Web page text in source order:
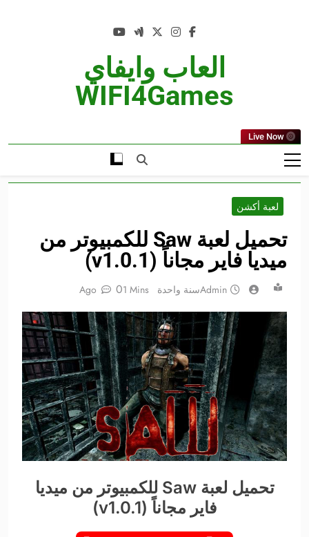
العاب وايفاي
WIFI4Games
Live Now
لعبة أكشن
تحميل لعبة Saw للكمبيوتر من
ميديا فاير مجاناً (v1.0.1)
Adminسنة واحدة Ago 01 Mins
تحميل لعبة Saw للكمبيوتر من ميديا
فاير مجاناً (v1.0.1)